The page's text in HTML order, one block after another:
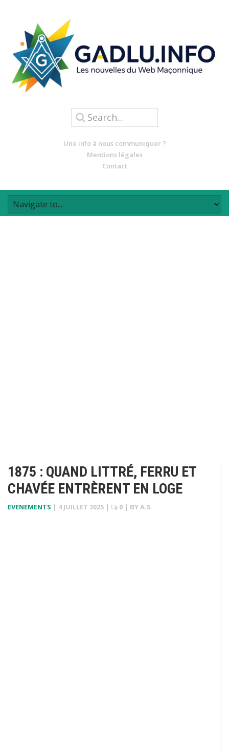
Une info à nous communiquer ?
Mentions légales
Contact
1875 : QUAND LITTRÉ, FERRU ET
CHAVÉE ENTRÈRENT EN LOGE
EVENEMENTS | 4 JUILLET 2025 | 0 | BYA.S.